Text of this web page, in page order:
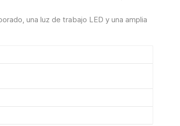
una luz de trabajo LED y una amplia